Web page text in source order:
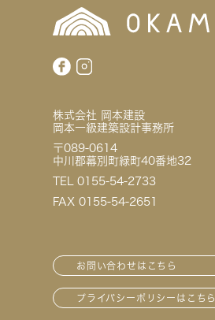
株式会社 岡本建設
岡本一級建築設計事務所
〒089-0614
中川郡幕別町緑町40番地32
TEL 0155-54-2733
FAX 0155-54-2651
お問い合わせはこちら
プライバシーポリシーはこちら